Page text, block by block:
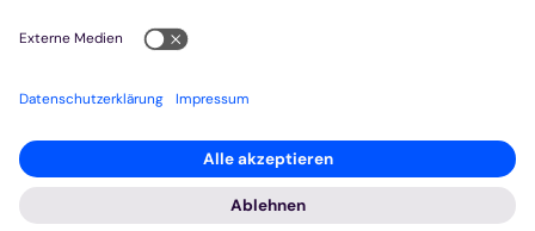
Kirchenzeitung
Amtsblatt (Kirchlicher Anzeiger)
Rechtsdatenbank
Meldestelle gemäß Hinweisgeberschutzgesetz